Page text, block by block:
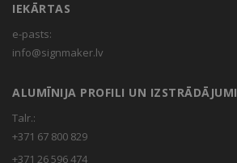
IEKĀRTAS
e-pasts:
info@signmaker.lv
ALUMĪNIJA PROFILI UN IZSTRĀDĀJUMI
Talr.:
+371 67 800 829
+371 26 596 474